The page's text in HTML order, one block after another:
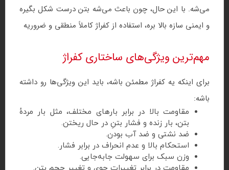
می‌شه. با این حال، چون باعث می‌شه بتن درست شکل بگیره
و ایمنی سازه بالا بره، استفاده از کفراژ کاملاً منطقی و ضروریه
مهم‌ترین ویژگی‌های ساختاری کفراژ
برای اینکه یه کفراژ مطمئن باشه، باید این ویژگی‌ها رو داشته
باشه:
مقاومت بالا در برابر بارهای مختلف، مثل بار مردهٔ
بتن، بار زنده و فشار بتنِ در حال ریختن.
ضد نشتی و ضد آب بودن.
استحکام بالا و عدم انحراف در برابر فشار.
وزن سبک برای سهولت جابه‌جایی.